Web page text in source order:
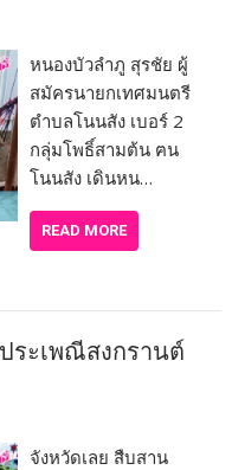
หนองบัวลำภู สุรชัย ผู้
สมัครนายกเทศมนตรี
ตำบลโนนสัง เบอร์ 2
กลุ่มโพธิ์สามต้น ฅน
โนนสัง เดินหน…
READ MORE
ระเพณีสงกรานต์
จังหวัดเลย สืบสาน